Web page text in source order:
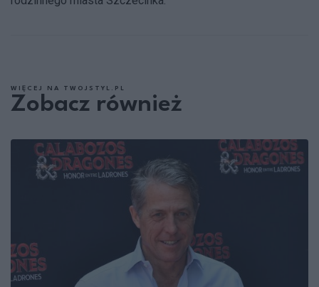
WIĘCEJ NA TWOJSTYL.PL
Zobacz również